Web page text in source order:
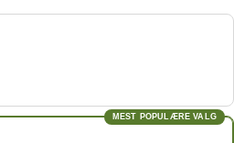
MEST POPULÆRE VALG